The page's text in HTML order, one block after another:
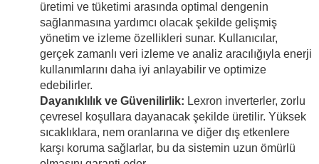
üretimi ve tüketimi arasında optimal dengenin
sağlanmasına yardımcı olacak şekilde gelişmiş
yönetim ve izleme özellikleri sunar. Kullanıcılar,
gerçek zamanlı veri izleme ve analiz aracılığıyla enerji
kullanımlarını daha iyi anlayabilir ve optimize
edebilirler.
Dayanıklılık ve Güvenilirlik: Lexron inverterler, zorlu
çevresel koşullara dayanacak şekilde üretilir. Yüksek
sıcaklıklara, nem oranlarına ve diğer dış etkenlere
karşı koruma sağlarlar, bu da sistemin uzun ömürlü